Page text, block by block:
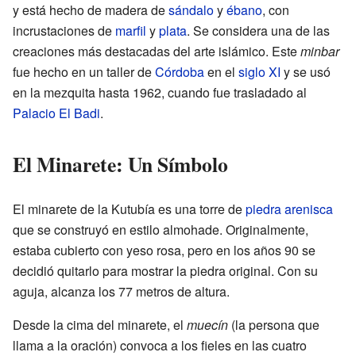
y está hecho de madera desándaloyébano, con
incrustaciones de marfil yplata. Se considera una de las
creaciones más destacadas del arte islámico. Esteminbar
fue hecho en un taller deCórdobaen el siglo XI y se usó
en la mezquita hasta 1962, cuando fue trasladado al
Palacio El Badi.
El Minarete: Un Símbolo
El minarete de la Kutubía es una torre depiedra arenisca
que se construyó en estilo almohade. Originalmente,
estaba cubierto con yeso rosa, pero en los años 90 se
decidió quitarlo para mostrar la piedra original. Con su
aguja, alcanza los 77 metros de altura.
Desde la cima del minarete, el muecín (la persona que
llama a la oración) convoca a los fieles en las cuatro